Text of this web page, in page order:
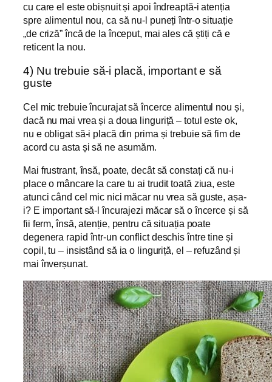
cu care el este obișnuit și apoi îndreaptă-i atenția
spre alimentul nou, ca să nu-l puneți într-o situație
„de criză” încă de la început, mai ales că știți că e
reticent la nou.
4) Nu trebuie să-i placă, important e să
guste
Cel mic trebuie încurajat să încerce alimentul nou și,
dacă nu mai vrea și a doua linguriță – totul este ok,
nu e obligat să-i placă din prima și trebuie să fim de
acord cu asta și să ne asumăm.
Mai frustrant, însă, poate, decât să constați că nu-i
place o mâncare la care tu ai trudit toată ziua, este
atunci când cel mic nici măcar nu vrea să guste, așa-
i? E important să-l încurajezi măcar să o încerce și să
fii ferm, însă, atenție, pentru că situația poate
degenera rapid într-un conflict deschis între tine și
copil, tu – insistând să ia o linguriță, el – refuzând și
mai înverșunat.